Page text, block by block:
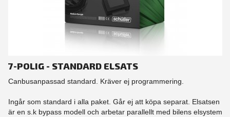
7-POLIG - STANDARD ELSATS
Canbusanpassad standard. Kräver ej programmering.
Ingår som standard i alla paket. Går ej att köpa separat. Elsatsen
är en s.k bypass modell och arbetar parallellt med bilens elsystem